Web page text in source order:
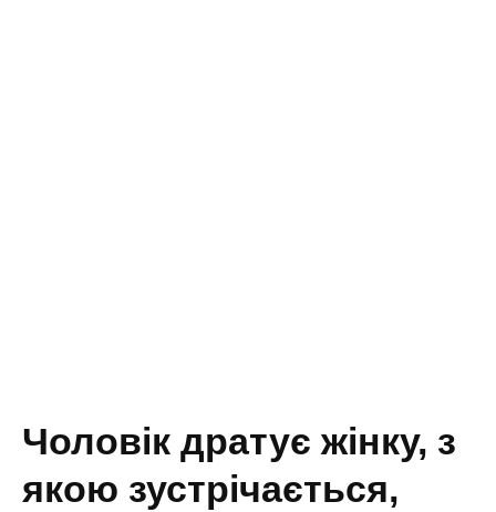
Чоловік дратує жінку, з
якою зустрічається,